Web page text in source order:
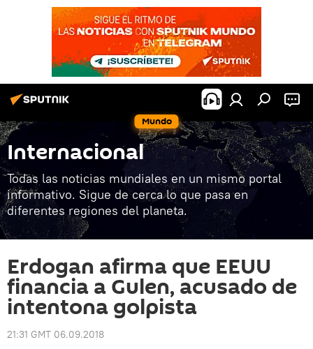
Mundo
Internacional
Todas las noticias mundiales en un mismo portal
informativo. Sigue de cerca lo que pasa en
diferentes regiones del planeta.
Erdogan afirma que EEUU
financia a Gulen, acusado de
intentona golpista
21:31 GMT 06.09.2018